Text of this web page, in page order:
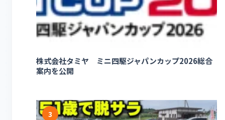
株式会社タミヤ ミニ四駆ジャパンカップ2026総合
案内を公開
3